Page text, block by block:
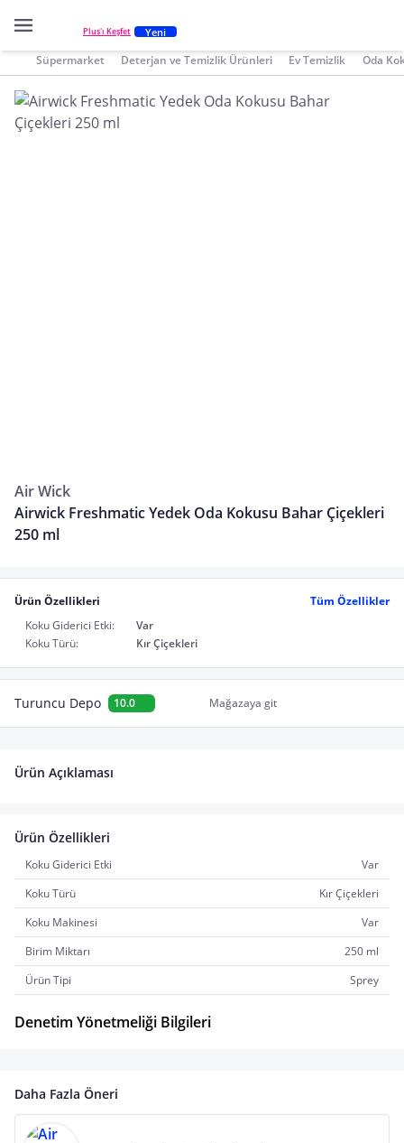
Plus'ı Keşfet Yeni
Süpermarket Deterjan ve Temizlik Ürünleri Ev Temizlik Oda
Air Wick
Airwick Freshmatic Yedek Oda Kokusu Bahar Çiçekleri
250 ml
Ürün Özellikleri
Tüm Özellikler
Koku Giderici Etki:
Var
Koku Türü:
Kır Çiçekleri
Turuncu Depo 10.0 Mağazaya git
Ürün Açıklaması
Ürün Özellikleri
Koku Giderici Etki
Var
Koku Türü
Kır Çiçekleri
Koku Makinesi
Var
Birim Miktarı
250 ml
Ürün Tipi
Sprey
Denetim Yönetmeliği Bilgileri
Daha Fazla Öneri